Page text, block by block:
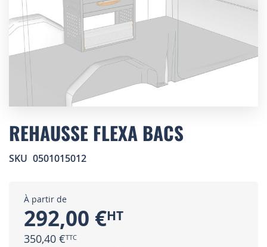
to
the
of
gallery
REHAUSSE FLEXA BACS
SKU 0501015012
À partir de
292,00 €
350,40 €